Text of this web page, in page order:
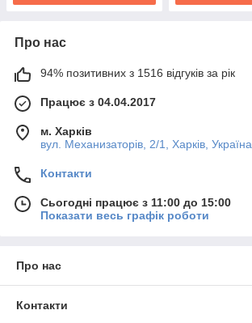
Про нас
94% позитивних з 1516 відгуків за рік
Працює з 04.04.2017
м. Харків
вул. Механизаторів, 2/1, Харків, Україна
Контакти
Сьогодні працює з 11:00 до 15:00
Показати весь графік роботи
Про нас
Контакти